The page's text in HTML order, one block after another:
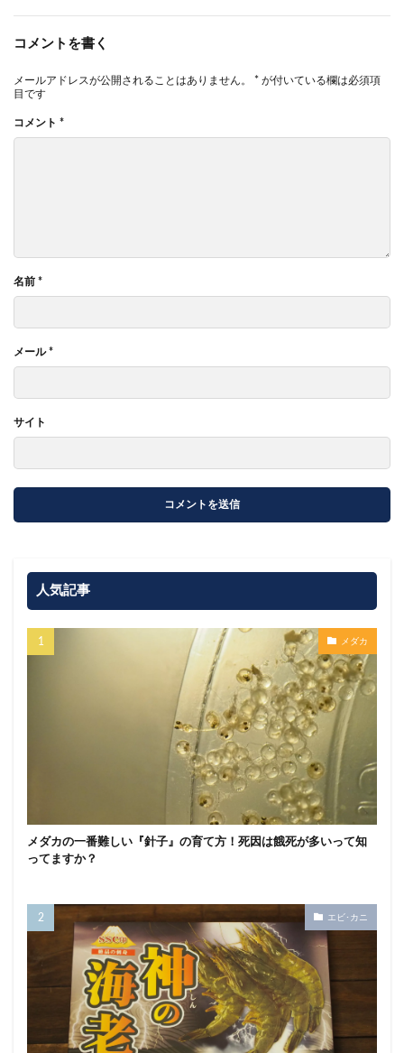
コメントを書く
メールアドレスが公開されることはありません。 * が付いている欄は必須項
目です
コメント *
名前 *
メール*
サイト
人気記事
メダカ
メダカの一番難しい『針子』の育て方！死因は餓死が多いって知
ってますか？
エビ･カニ